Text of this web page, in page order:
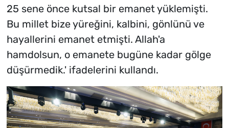
25 sene önce kutsal bir emanet yüklemişti.
Bu millet bize yüreğini, kalbini, gönlünü ve
hayallerini emanet etmişti. Allah'a
hamdolsun, o emanete bugüne kadar gölge
düşürmedik.' ifadelerini kullandı.